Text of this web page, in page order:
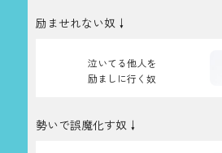
励ませれない奴↓
泣いてる他人を
励ましに行く奴
勢いで誤魔化す奴↓